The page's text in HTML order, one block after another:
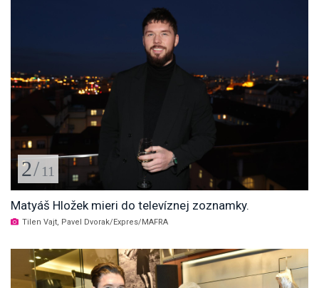
2/ 11
Matyáš Hložek mieri do televíznej zoznamky.
Tilen Vajt, Pavel Dvorak/Expres/MAFRA